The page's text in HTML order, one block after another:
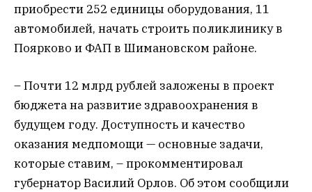
приобрести 252 единицы оборудования, 11
автомобилей, начать строить поликлинику в
Поярково и ФАП в Шимановском районе.
– Почти 12 млрд рублей заложены в проект
бюджета на развитие здравоохранения в
будущем году. Доступность и качество
оказания медпомощи — основные задачи,
которые ставим, – прокомментировал
губернатор Василий Орлов. Об этом сообщили